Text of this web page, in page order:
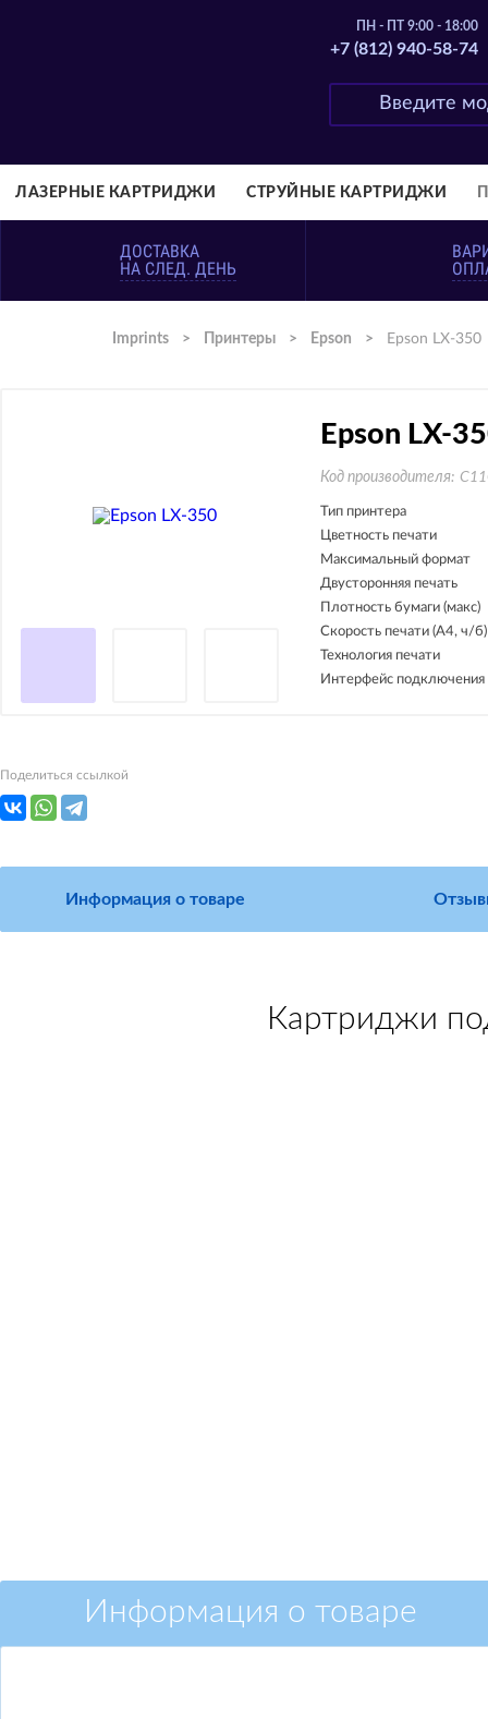
ПН - ПТ 9:00 - 18:00
+7 (812) 940-58-74
ЛАЗЕРНЫЕ КАРТРИДЖИ СТРУЙНЫЕ КАРТРИДЖИ
ДОСТАВКА
НА СЛЕД. ДЕНЬ
Imprints > Принтеры > Epson > Epson LX-350
Epson LX-
Код производителя:
Тип принтера
Цветность печати
Максимальный формат
Двусторонняя печать
Плотность бумаги (макс)
Скорость печати (А4, ч/б)
Технология печати
Интерфейс подключения
Поделиться ссылкой
Информация о товаре
Картриджи
Информация о товаре